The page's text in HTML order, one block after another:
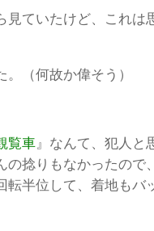
見ていたけど、これは
（何故か偉そう）
覧車』なんて、犯人と
の捻りもなかったので
転半位して、着地もバ